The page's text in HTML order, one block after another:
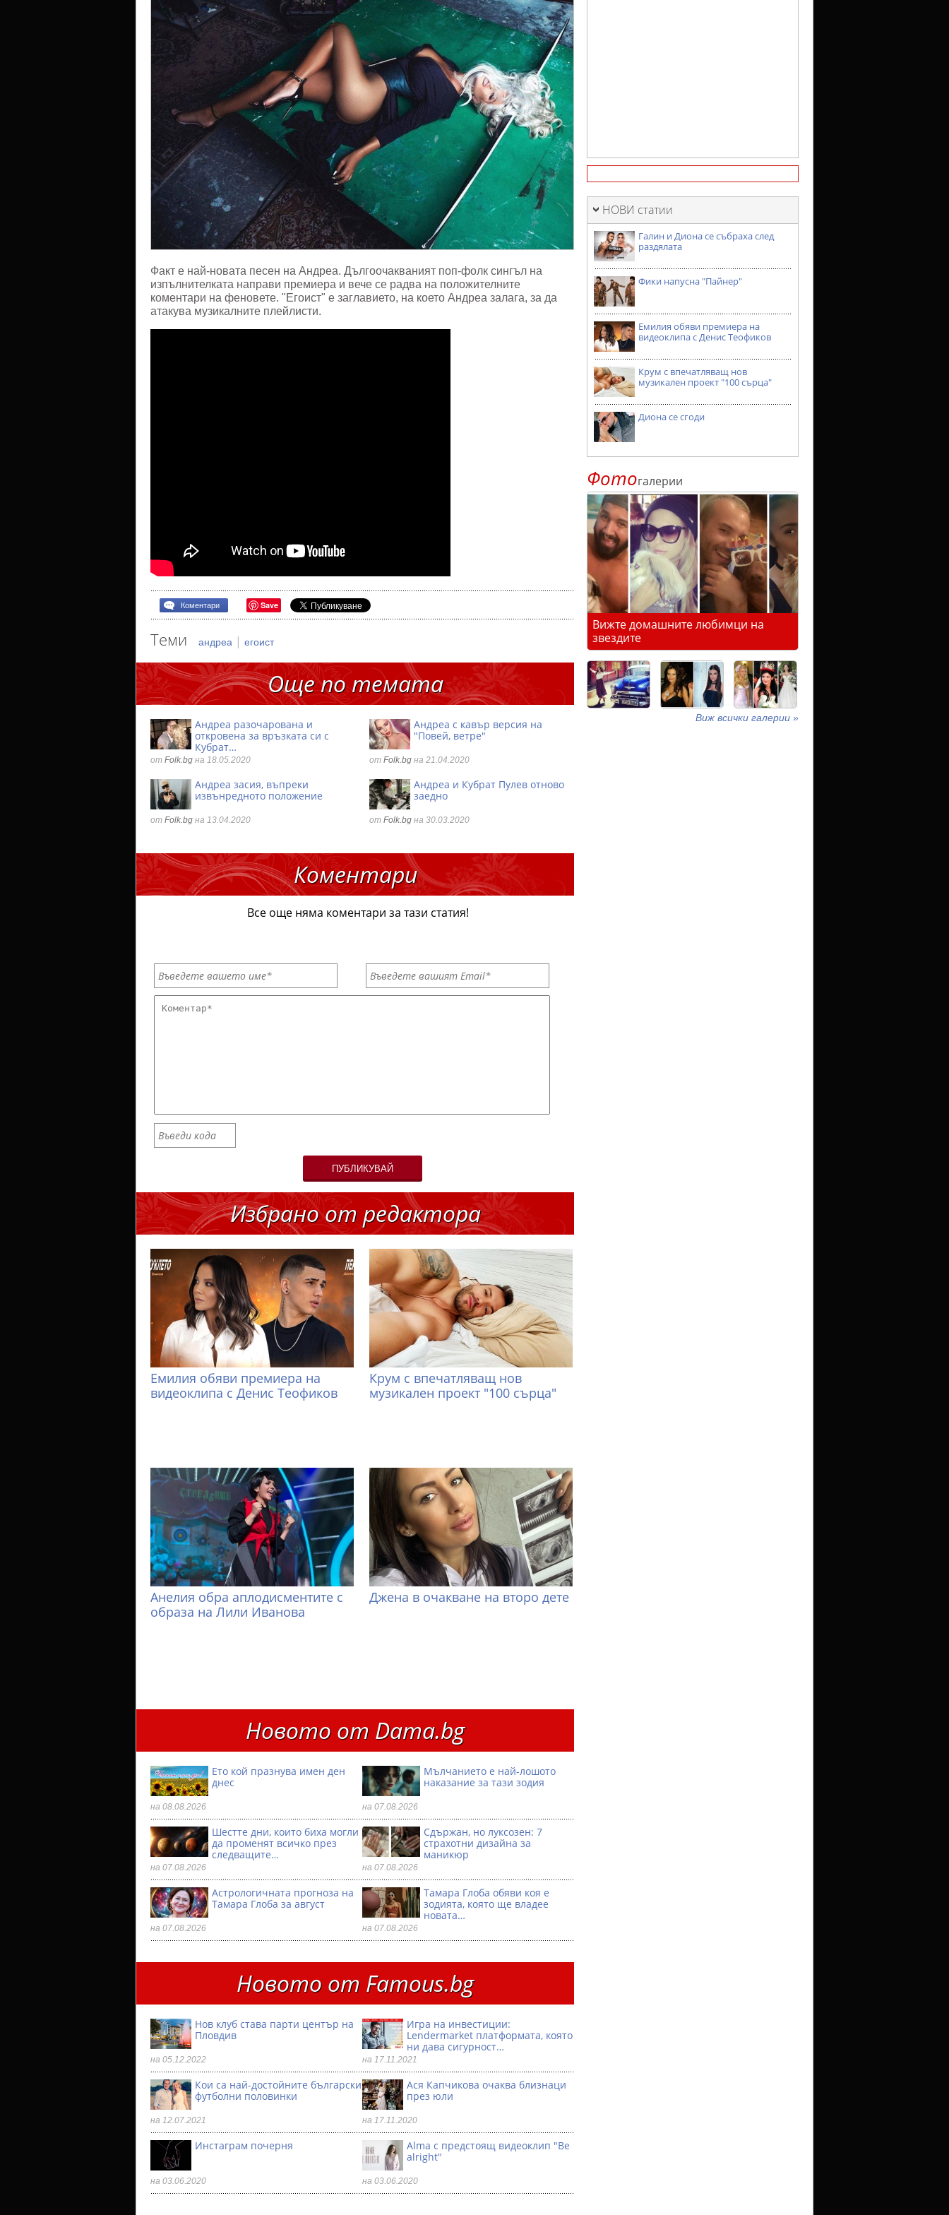
Факт е най-новата песен на Андреа. Дългоочакваният поп-фолк сингъл на
изпълнителката направи премиера и вече се радва на положителните
коментари на феновете. "Егоист" е заглавието, на което Андреа залага, за да
атакува музикалните плейлисти.
Коментари Save
Теми андреа | егоист
Още по темата
Андреа разочарована и
откровена за връзката си с
Кубрат…
от Folk.bg на 18.05.2020
Андреа с кавър версия на
"Повей, ветре"
от Folk.bg на 21.04.2020
Андреа засия, въпреки
извънредното положение
от Folk.bg на 13.04.2020
Андреа и Кубрат Пулев отново
заедно
от Folk.bg на 30.03.2020
Коментари
Все още няма коментари за тази статия!
ПУБЛИКУВАЙ
Избрано от редактора
Емилия обяви премиера на
видеоклипа с Денис Теофиков
Крум с впечатляващ нов
музикален проект "100 сърца"
Анелия обра аплодисментите с
образа на Лили Иванова
Джена в очакване на второ дете
Новото от Dama.bg
Ето кой празнува имен ден
днес
на 08.08.2026
Мълчанието е най-лошото
наказание за тази зодия
на 07.08.2026
Шестте дни, които биха могли
да променят всичко през
следващите…
на 07.08.2026
Сдържан, но луксозен: 7
страхотни дизайна за
маникюр
на 07.08.2026
Астрологичната прогноза на
Тамара Глоба за август
на 07.08.2026
Тамара Глоба обяви коя е
зодията, която ще владее
новата…
на 07.08.2026
Новото от Famous.bg
Нов клуб става парти център на
Пловдив
на 05.12.2022
Игра на инвестиции:
Lendermarket платформата, която
ни дава сигурност…
на 17.11.2021
Кои са най-достойните български
футболни половинки
на 12.07.2021
Ася Капчикова очаква близнаци
през юли
на 17.11.2020
Инстаграм почерня
на 03.06.2020
Alma с предстоящ видеоклип "Be
alright"
на 03.06.2020
НОВИ статии
Галин и Диона се събраха след
раздялата
Фики напусна "Пайнер"
Емилия обяви премиера на
видеоклипа с Денис Теофиков
Крум с впечатляващ нов
музикален проект "100 сърца"
Диона се сгоди
Фотогалерии
Вижте домашните любимци на
звездите
Виж всички галерии »